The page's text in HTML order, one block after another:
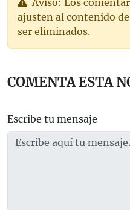
ajusten al contenido
ser eliminados.
COMENTA ESTA
Escribe tu mensaje